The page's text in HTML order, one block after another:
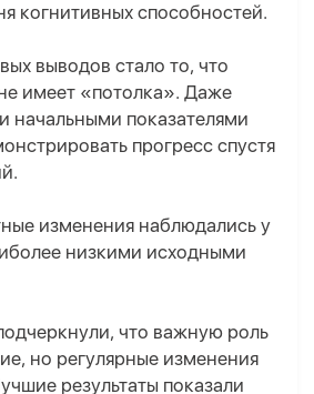
когнитивных способностей.
выводов стало то, что
имеет «потолка». Даже
начальными показателями
прогресс спустя
изменения наблюдались у
низкими исходными
что важную роль
но регулярные изменения
результаты показали